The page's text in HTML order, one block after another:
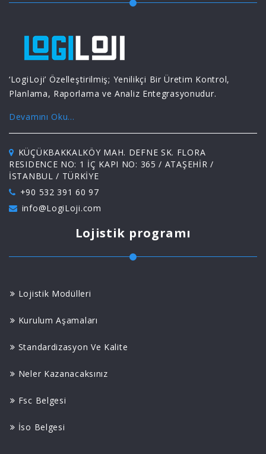
‘LogiLoji’ Özelleştirilmiş; Yenilikçi Bir Üretim Kontrol,
Planlama, Raporlama ve Analiz Entegrasyonudur.
Devamını Oku...
KÜÇÜKBAKKALKÖY MAH. DEFNE SK. FLORA
RESIDENCE NO: 1 İÇ KAPI NO: 365 / ATAŞEHİR /
İSTANBUL / TÜRKİYE
+90 532 391 60 97
info@LogiLoji.com
Lojistik programı
Lojistik Modülleri
Kurulum Aşamaları
Standardizasyon Ve Kalite
Neler Kazanacaksınız
Fsc Belgesi
İso Belgesi